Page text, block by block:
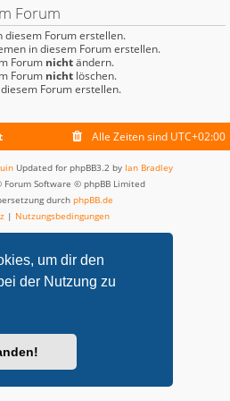
um dir den
der Nutzung zu
Forum
diesem Forum erstellen.
in diesem Forum erstellen.
Forum nichtändern.
Forum nicht löschen.
Forum erstellen.
Alle Zeiten sind UTC+02:00
Updated for phpBB3.2 by Ian Bradley
Forum Software © phpBB Limited
durch phpBB.de
| Nutzungsbedingungen